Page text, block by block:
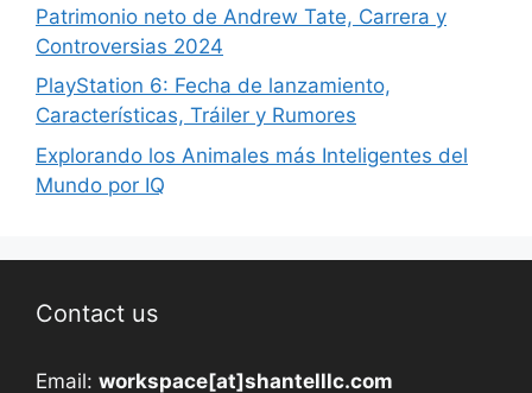
Patrimonio neto de Andrew Tate, Carrera y
Controversias 2024
PlayStation 6: Fecha de lanzamiento,
Características, Tráiler y Rumores
Explorando los Animales más Inteligentes del
Mundo por IQ
Contact us
Email: workspace[at]shantelllc.com